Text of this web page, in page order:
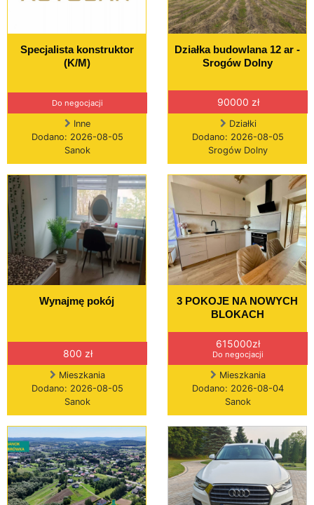
Specjalista konstruktor
(K/M)
Do negocjacji
Inne
Dodano: 2026-08-05
Sanok
Działka budowlana 12 ar -
Srogów Dolny
90000 zł
Działki
Dodano: 2026-08-05
Srogów Dolny
Wynajmę pokój
800 zł
Mieszkania
Dodano: 2026-08-05
Sanok
3 POKOJE NA NOWYCH
BLOKACH
615000zł
Do negocjacji
Mieszkania
Dodano: 2026-08-04
Sanok